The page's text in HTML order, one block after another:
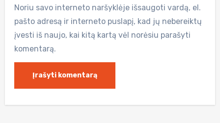
Noriu savo interneto naršyklėje išsaugoti vardą, el.
pašto adresą ir interneto puslapį, kad jų nebereiktų
įvesti iš naujo, kai kitą kartą vėl norėsiu parašyti
komentarą.